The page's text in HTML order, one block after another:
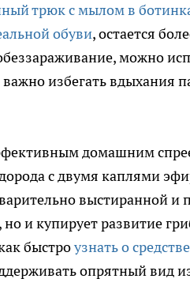
трюк с мылом в
обуви, остается
можно
избегать вдыхания
домашним
с двумя каплями
выстиранной и
но и купирует развитие
быстроузнать о
опрятный вид